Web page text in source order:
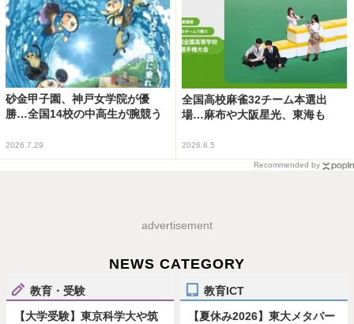
砂金甲子園、神戸女学院が優
勝…全国14校の中高生が腕競う
2026.7.29
全国高校麻雀32チーム本選出
場…麻布や大阪星光、東海も
2026.8.5
Recommended by
advertisement
NEWS CATEGORY
教育・受験
【大学受験】東京科学大や筑
教育ICT
【夏休み2026】東大メタバー